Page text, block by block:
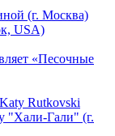
(г. Москва)
USA)
«Песочные
Rutkovski
"Хали-Гали" (г.